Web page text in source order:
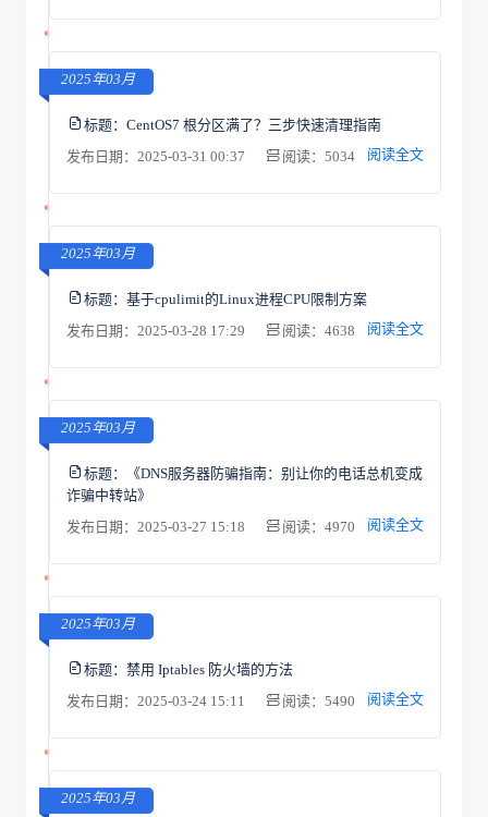
2025年03月
标题： CentOS7 根分区满了？三步快速清理指南
发布日期：2025-03-31 00:37
阅读：5034 阅读全文
2025年03月
标题： 基于cpulimit的Linux进程CPU限制方案
发布日期：2025-03-28 17:29
阅读：4638 阅读全文
2025年03月
标题：
《DNS服务器防骗指南：别让你的电话总机变成
诈骗中转站》
发布日期：2025-03-27 15:18
阅读：4970 阅读全文
2025年03月
标题： 禁用 Iptables 防火墙的方法
发布日期：2025-03-24 15:11
阅读：5490 阅读全文
2025年03月